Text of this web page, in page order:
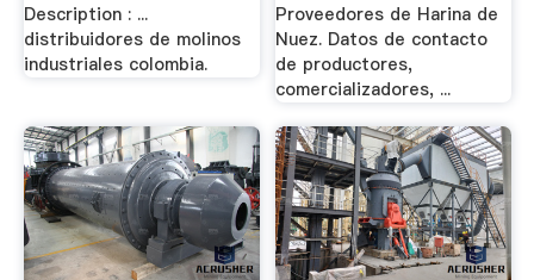
Description : ...
distribuidores de molinos
industriales colombia.
Proveedores de Harina de
Nuez. Datos de contacto
de productores,
comercializadores, ...